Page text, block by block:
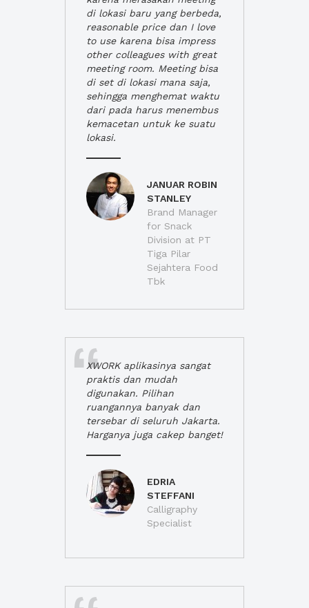
di lokasi baru yang berbeda,
reasonable price dan I love
to use karena bisa impress
other colleagues with great
meeting room. Meeting bisa
di set di lokasi mana saja,
sehingga menghemat waktu
dari pada harus menembus
kemacetan untuk ke suatu
lokasi.
JANUAR ROBIN
STANLEY
Brand Manager
for Snack
Division at PT
Tiga Pilar
Sejahtera Food
Tbk
XWORK aplikasinya sangat
praktis dan mudah
digunakan. Pilihan
ruangannya banyak dan
tersebar di seluruh Jakarta.
Harganya juga cakep banget!
EDRIA
STEFFANI
Calligraphy
Specialist